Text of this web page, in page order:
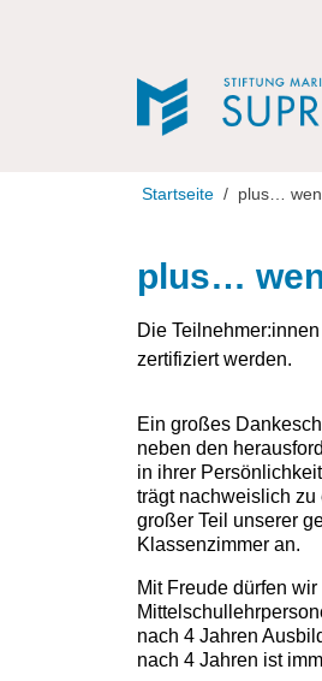
Startseite plus…
plus…
Die
zertifiziert werden.
Ein großes
neben den
in ihrer
trägt nachweislich
großer Teil unserer
Klassenzimmer an.
Mit Freude dürfen
nach 4 Jahren
nach 4 Jahren ist